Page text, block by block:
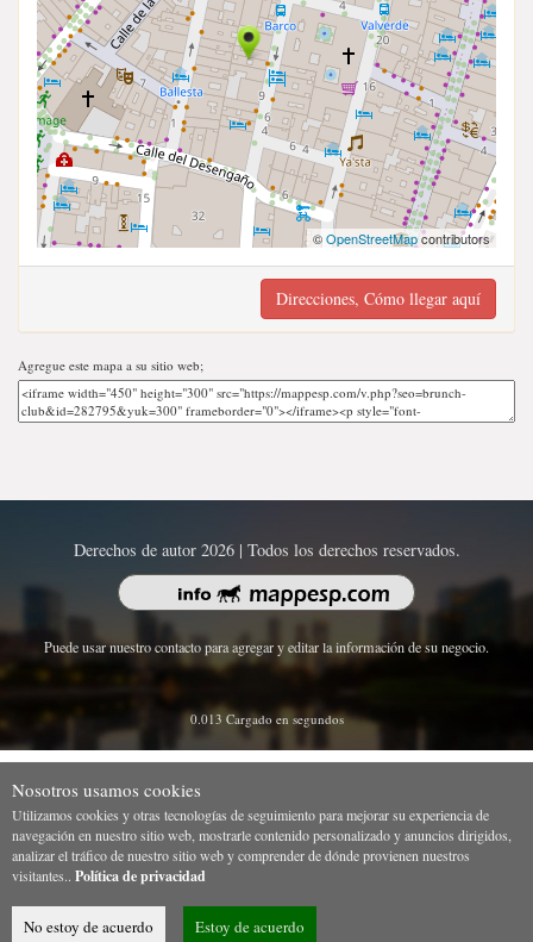
©OpenStreetMapcontributors
Direcciones, Cómo llegar aquí
Agregue este mapa a su sitio web;
Derechos de autor 2026 | Todos los derechos reservados.
Puede usar nuestro contacto para agregar y editar la información de su negocio.
0.013 Cargado en segundos
Nosotros usamos cookies
Utilizamos cookies y otras tecnologías de seguimiento para mejorar su experiencia de
navegación en nuestro sitio web, mostrarle contenido personalizado y anuncios dirigidos,
analizar el tráfico de nuestro sitio web y comprender de dónde provienen nuestros
visitantes.. Política de privacidad
No estoy de acuerdo Estoy de acuerdo